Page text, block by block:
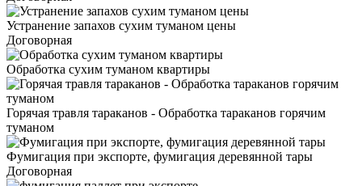
Устранение запахов сухим туманом цены
Договорная
Обработка сухим туманом квартиры
Горячая травля тараканов - Обработка тараканов горячим
туманом
Фумигация при экспорте, фумигация деревянной тары
Договорная